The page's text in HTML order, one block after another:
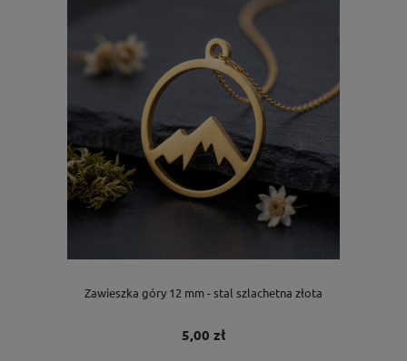
Zawieszka góry 12 mm - stal szlachetna złota
5,00 zł